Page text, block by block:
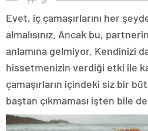
Evet, iç çamaşırlarını her
almalısınız. Ancak bu,
anlamına gelmiyor. Kendinizi
hissetmenizin verdiği etki ile
çamaşırların içindeki siz bir
baştan çıkmaması işten bile